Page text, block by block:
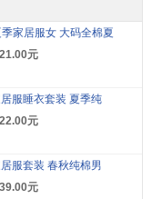
家居服女 大码全棉夏
元
服睡衣套装 夏季纯
元
服套装 春秋纯棉男
元